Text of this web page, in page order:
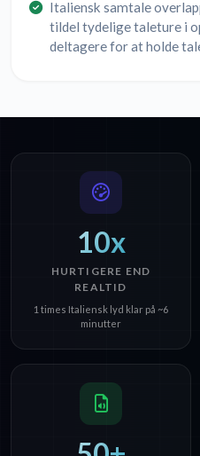
Italiensk samtale
tildel tydelige taleture i
deltagere for at holde
10x
HURTIGERE END
REALTID
1 times Italiensk lyd klar på ~6
minutter